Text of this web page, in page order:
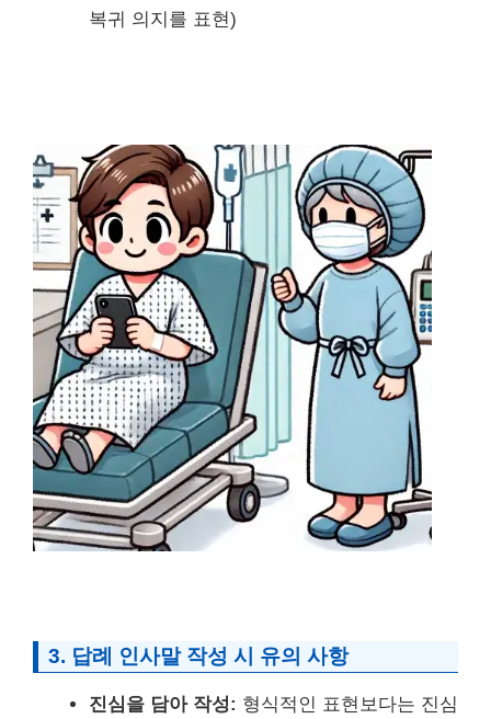
복귀 의지를 표현)
3. 답례 인사말 작성 시 유의 사항
진심을 담아 작성: 형식적인 표현보다는 진심